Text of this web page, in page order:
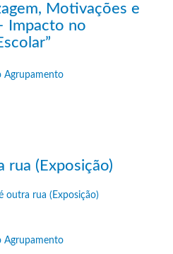
Motivações e
Impacto no
Agrupamento
rua (Exposição)
Agrupamento